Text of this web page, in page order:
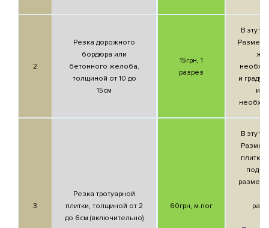
2
Резка дорожного
бордюра или
бетонного желоба,
толщиной от 10 до
15см
15грн, 1
разрез
В эту
и градус;
3
Резка тротуарной
плитки, толщиной от 2
до 6см (включительно)
60грн, м.пог
В эту
плитки
под
размер;